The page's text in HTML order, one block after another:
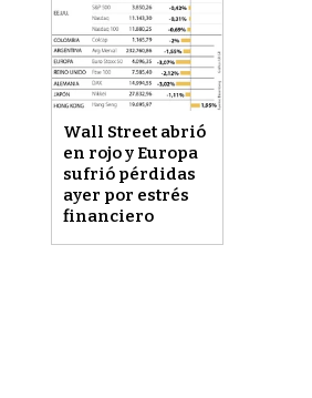
Wall Street abrió
en rojo y Europa
sufrió pérdidas
ayer por estrés
financiero